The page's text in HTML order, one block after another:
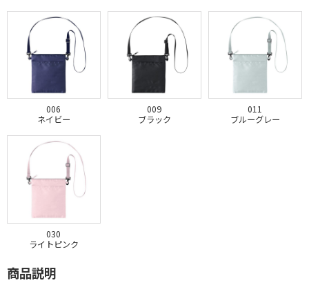
006
ネイビー
009
ブラック
011
ブルーグレー
030
ライトピンク
商品説明